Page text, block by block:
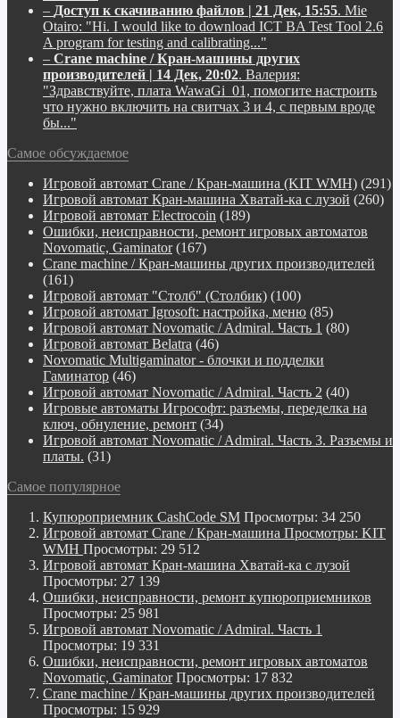
– Доступ к скачиванию файлов | 21 Дек, 15:55. Mie
Otairo: "Hi. I would like to download ICT BA Test Tool 2.6
A program for testing and calibrating..."
– Crane machine / Кран-машины других
производителей | 14 Дек, 20:02. Валерия:
"Здравствуйте, плата WawaGi_01, помогите настроить
что нужно включить на свитчах 3 и 4, с первым вроде
бы..."
Самое обсуждаемое
Игровой автомат Crane / Кран-машина (KIT WMH) (291)
Игровой автомат Кран-машина Хватай-ка с лузой (260)
Игровой автомат Electrocoin (189)
Ошибки, неисправности, ремонт игровых автоматов
Novomatic, Gaminator(167)
Crane machine / Кран-машины других производителей
(161)
Игровой автомат "Столб" (Столбик) (100)
Игровой автомат Igrosoft: настройка, меню (85)
Игровой автомат Novomatic / Admiral. Часть 1 (80)
Игровой автомат Belatra (46)
Novomatiс Multigaminator - блочки и подделки
Гаминатор (46)
Игровой автомат Novomatic / Admiral. Часть 2 (40)
Игровые автоматы Игрософт: разъемы, переделка на
ключ, обнуление, ремонт (34)
Игровой автомат Novomatic / Admiral. Часть 3. Разъемы и
платы. (31)
Самое популярное
Купюроприемник CashCode SM Просмотры: 34 250
Игровой автомат Crane / Кран-машина Просмотры: KIT
WMH Просмотры: 29 512
Игровой автомат Кран-машина Хватай-ка с лузой
Просмотры: 27 139
Ошибки, неисправности, ремонт купюроприемников
Просмотры: 25 981
Игровой автомат Novomatic / Admiral. Часть 1
Просмотры: 19 331
Ошибки, неисправности, ремонт игровых автоматов
Novomatic, Gaminator Просмотры: 17 832
Crane machine / Кран-машины других производителей
Просмотры: 15 929